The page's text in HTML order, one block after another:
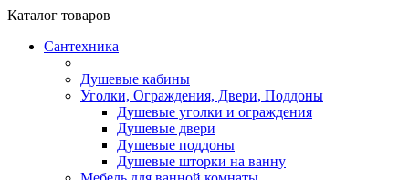
Каталог товаров
Сантехника
Душевые кабины
Уголки, Ограждения, Двери, Поддоны
Душевые уголки и ограждения
Душевые двери
Душевые поддоны
Душевые шторки на ванну